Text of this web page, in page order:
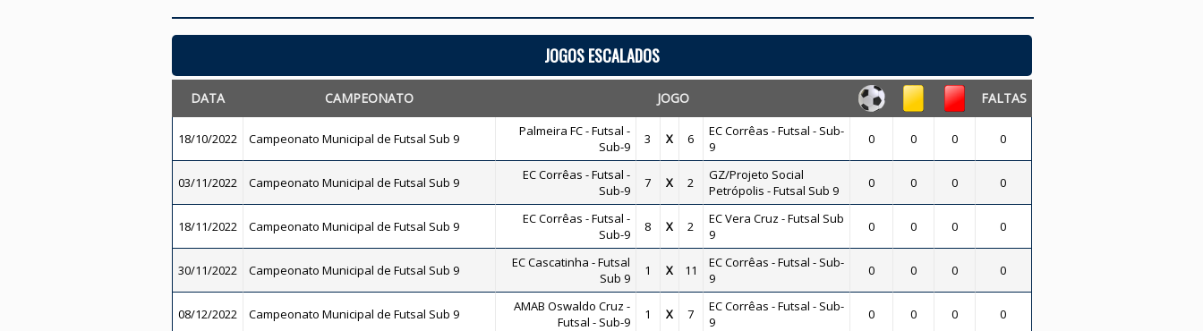
JOGOS ESCALADOS
DATA CAMPEONATO JOGO FALTAS
18/10/2022 Campeonato Municipal de Futsal Sub 9
Palmeira FC - Futsal -
Sub-9
3 X 6
EC Corrêas - Futsal - Sub-
9
0 0 0 0
03/11/2022 Campeonato Municipal de Futsal Sub 9
EC Corrêas - Futsal -
Sub-9
7 X 2
GZ/Projeto Social
Petrópolis - Futsal Sub 9
0 0 0 0
18/11/2022 Campeonato Municipal de Futsal Sub 9
EC Corrêas - Futsal -
Sub-9
8 X 2
EC Vera Cruz - Futsal Sub
9
0 0 0 0
30/11/2022 Campeonato Municipal de Futsal Sub 9
EC Cascatinha - Futsal
Sub 9
1 X 11
EC Corrêas - Futsal - Sub-
9
0 0 0 0
08/12/2022 Campeonato Municipal de Futsal Sub 9
AMAB Oswaldo Cruz -
Futsal - Sub-9
1 X 7
EC Corrêas - Futsal - Sub-
9
0 0 0 0